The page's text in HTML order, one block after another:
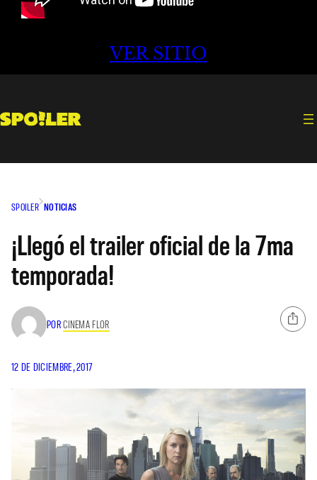
VER SITIO
SPOILER NOTICIAS
¡Llegó el trailer oficial de la 7ma
temporada!
PORCINEMA FLOR
12 DE DICIEMBRE, 2017